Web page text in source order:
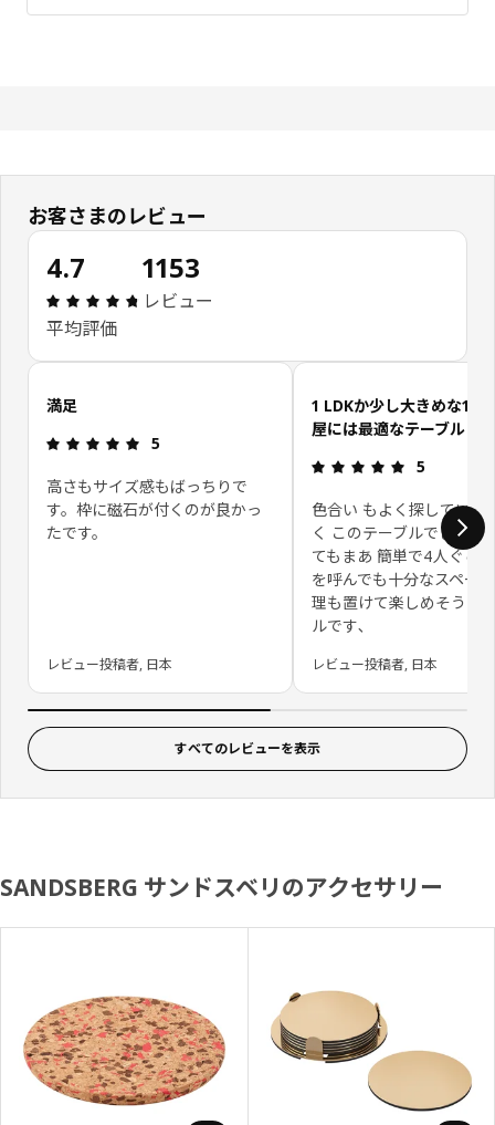
お客さまのレビュー
4.7
レビュー: 4.7 5 星の数 総レビュー: 1153
平均評価
1153
レビュー
お客さまレビューをスキップ
満足
レビュー: 5 5 星の数
5
高さもサイズ感もばっちりで
す。枠に磁石が付くのが良かっ
たです。
レビュー投稿者, 日本
1 LDKか少し大きめな1
屋には最適なテーブル
レビュー: 5
5
色合い もよく探していた
く このテーブルでした、
てもまあ 簡単で4人ぐら
を呼んでも十分なスペー
理も置けて楽しめそうな
ルです､
レビュー投稿者, 日本
すべてのレビューを表示
SANDSBERG サンドスベリのアクセサリー